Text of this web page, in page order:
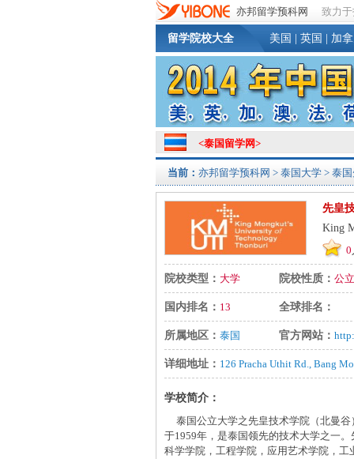
亦邦留学预科网 致力
留学院校大全 美国 英国 加
<泰国留学网>
当前： 亦邦留学预科网 > 泰国大学 > 泰
先皇
King
0
院校类型： 大学 院校性质： 公立
国内排名： 13 全球排名：
所属地区： 泰国 官方网站：
详细地址： 126 Pracha Uthit Rd., Bang
学校简介：
泰国公立大学之先皇技术学院（北曼
于1959年，是泰国领先的技术大学之一
科学学院，工程学院，应用艺术学院，